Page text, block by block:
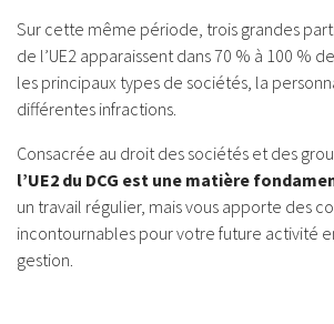
Sur cette même période, trois grandes
de l’UE2 apparaissent dans 70 % à 100 %
les principaux types de sociétés, la
différentes infractions.
Consacrée au droit des sociétés et des
l’UE2 du DCG est une matière
un travail régulier, mais vous apporte des
incontournables pour votre future activité
gestion.